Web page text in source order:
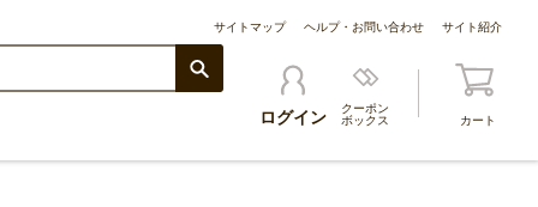
サイトマップ ヘルプ・お問い合わせ サイト紹介
ログイン
クーポン
ボックス
カート